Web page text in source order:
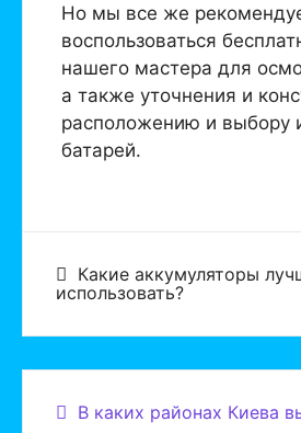
Но мы все же
воспользоваться
нашего мастера для
а также уточнения и
расположению и выбору
батарей.
Какие аккумуляторы
использовать?
В каких районах Киева